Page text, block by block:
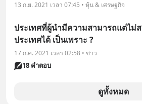
13 ก.ย. 2021 เวลา 07:45 • หุ้น & เศรษฐกิจ
ประเทศที่ผู้นำมีความสามารถแต่ไม่
ประเทศได้ เป็นเพราะ ?
17 ก.ค. 2021 เวลา 02:58 • ข่าว
18 คำตอบ
ดูทั้งหมด